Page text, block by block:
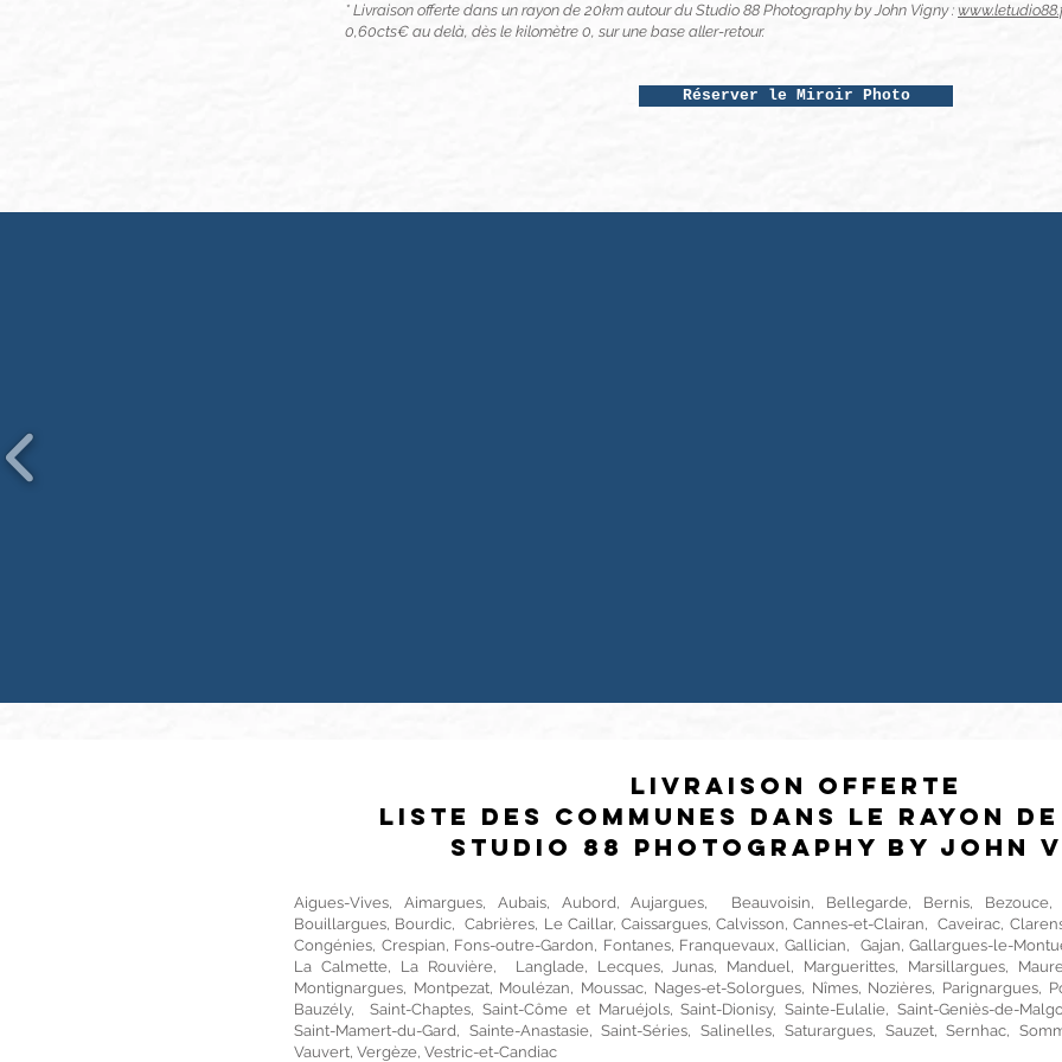
* Livraison offerte dans un rayon de 20km autour du Studio 88 Photography by John Vigny :
0,60cts€ au delà, dès le kilomètre 0, sur une base aller-retour.
Réserver le Miroir Photo
Livraison offerte
Liste des communes dans le rayon de
Studio 88 Photography by John
Aigues-Vives, Aimargues, Aubais, Aubord, Aujargues, Beauvoisin, Bellegarde, Bernis, Bezouce,
Bouillargues, Bourdic, Cabrières, Le Caillar, Caissargues, Calvisson, Cannes-et-Clairan, Caveirac,
Congénies, Crespian, Fons-outre-Gardon, Fontanes, Franquevaux, Gallician, Gajan, Gallargues-le-
La Calmette, La Rouvière, Langlade, Lecques, Junas, Manduel, Marguerittes, Marsillargues,
Montignargues, Montpezat, Moulézan, Moussac, Nages-et-Solorgues, Nîmes, Nozières, Parignargues,
Bauzély, Saint-Chaptes, Saint-Côme et Maruéjols, Saint-Dionisy, Sainte-Eulalie, Saint-Geniès-de-
Saint-Mamert-du-Gard, Sainte-Anastasie, Saint-Séries, Salinelles, Saturargues, Sauzet, Sernhac,
Vauvert, Vergèze, Vestric-et-Candiac